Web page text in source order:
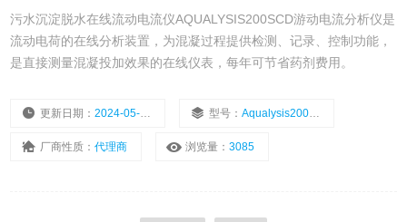
污水沉淀脱水在线流动电流仪AQUALYSIS200SCD游动电流分析仪是
流动电荷的在线分析装置，为混凝过程提供检测、记录、控制功能，
是直接测量混凝投加效果的在线仪表，每年可节省药剂费用。
更新日期：2024-05-08 型号：Aqualysis200SCD
厂商性质：代理商 浏览量：3085